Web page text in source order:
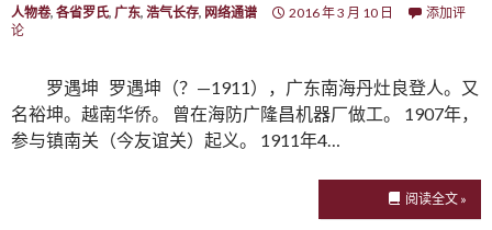
人物卷, 各省罗氏, 广东, 浩气长存, 网络通谱 2016 年 3 月 10 日
添加评
论
罗遇坤 罗遇坤（？—1911），广东南海丹灶良登人。又
名裕坤。越南华侨。 曾在海防广隆昌机器厂做工。 1907年，
参与镇南关（今友谊关）起义。 1911年4…
阅读全文 »